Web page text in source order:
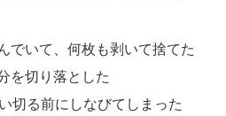
でいて、何枚も剥いて捨てた
を切り落とした
切る前にしなびてしまった